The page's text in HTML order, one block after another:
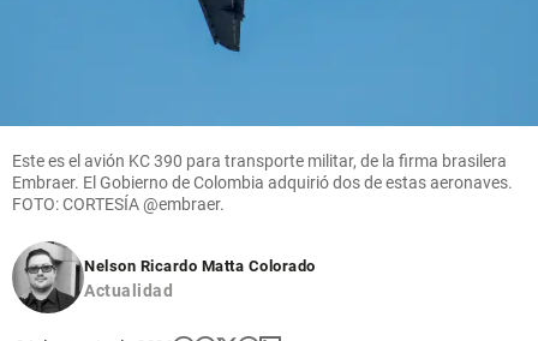
Este es el avión KC 390 para transporte militar, de la firma brasilera
Embraer. El Gobierno de Colombia adquirió dos de estas aeronaves.
FOTO: CORTESÍA @embraer.
Nelson Ricardo Matta Colorado
Actualidad